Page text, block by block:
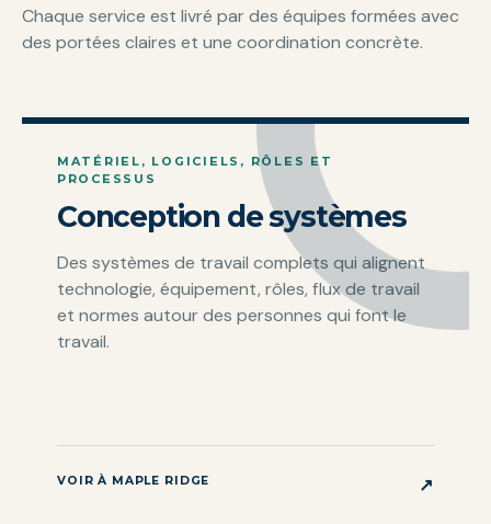
Chaque service est livré par des équipes formées avec
des portées claires et une coordination concrète.
MATÉRIEL, LOGICIELS, RÔLES ET
PROCESSUS
Conception de systèmes
Des systèmes de travail complets qui alignent
technologie, équipement, rôles, flux de travail
et normes autour des personnes qui font le
travail.
VOIR À MAPLE RIDGE ↗